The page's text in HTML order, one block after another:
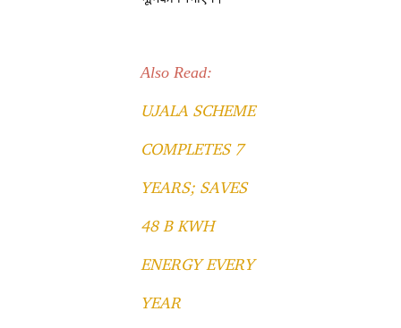
Also Read:
UJALA SCHEME
COMPLETES 7
YEARS; SAVES
48 B KWH
ENERGY EVERY
YEAR